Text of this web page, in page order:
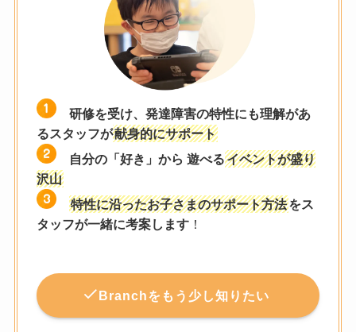
研修を受け、発達障害の特性にも理解があ
るスタッフが献身的にサポート
自分の「好き」から 遊べるイベントが盛り
沢山
特性に沿ったお子さまのサポート方法をス
タッフが一緒に考案します ！
Branchをもう少し知りたい